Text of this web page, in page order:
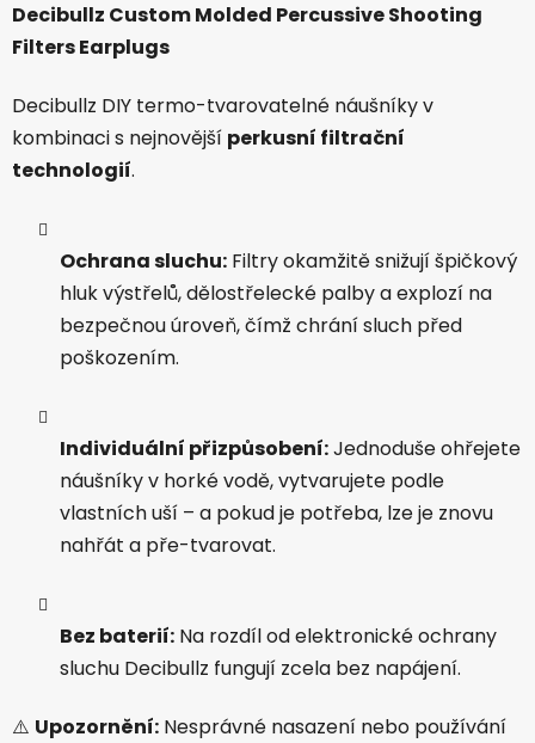
Decibullz Custom Molded Percussive Shooting
Filters Earplugs
Decibullz DIY termo-tvarovatelné náušníky v
kombinaci s nejnovější perkusní filtrační
technologií.
Ochrana sluchu: Filtry okamžitě snižují špičkový
hluk výstřelů, dělostřelecké palby a explozí na
bezpečnou úroveň, čímž chrání sluch před
poškozením.
Individuální přizpůsobení:Jednoduše ohřejete
náušníky v horké vodě, vytvarujete podle
vlastních uší – a pokud je potřeba, lze je znovu
nahřát a pře-tvarovat.
Bez baterií: Na rozdíl od elektronické ochrany
sluchu Decibullz fungují zcela bez napájení.
⚠️ Upozornění: Nesprávné nasazení nebo používání